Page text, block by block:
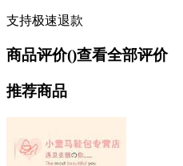
支持极速退款
商品评价()查看全部评价
推荐商品